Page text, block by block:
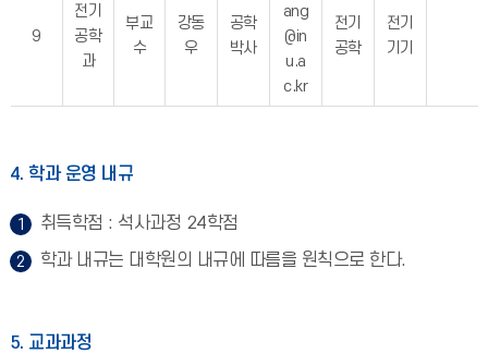
9
전기
공학
과
부교
수
강동
우
공학
박사
ang
@in
u.a
c.kr
전기
공학
전기
기기
4. 학과 운영 내규
취득학점 : 석사과정 24학점
학과 내규는 대학원의 내규에 따름을 원칙으로 한다.
5. 교과과정